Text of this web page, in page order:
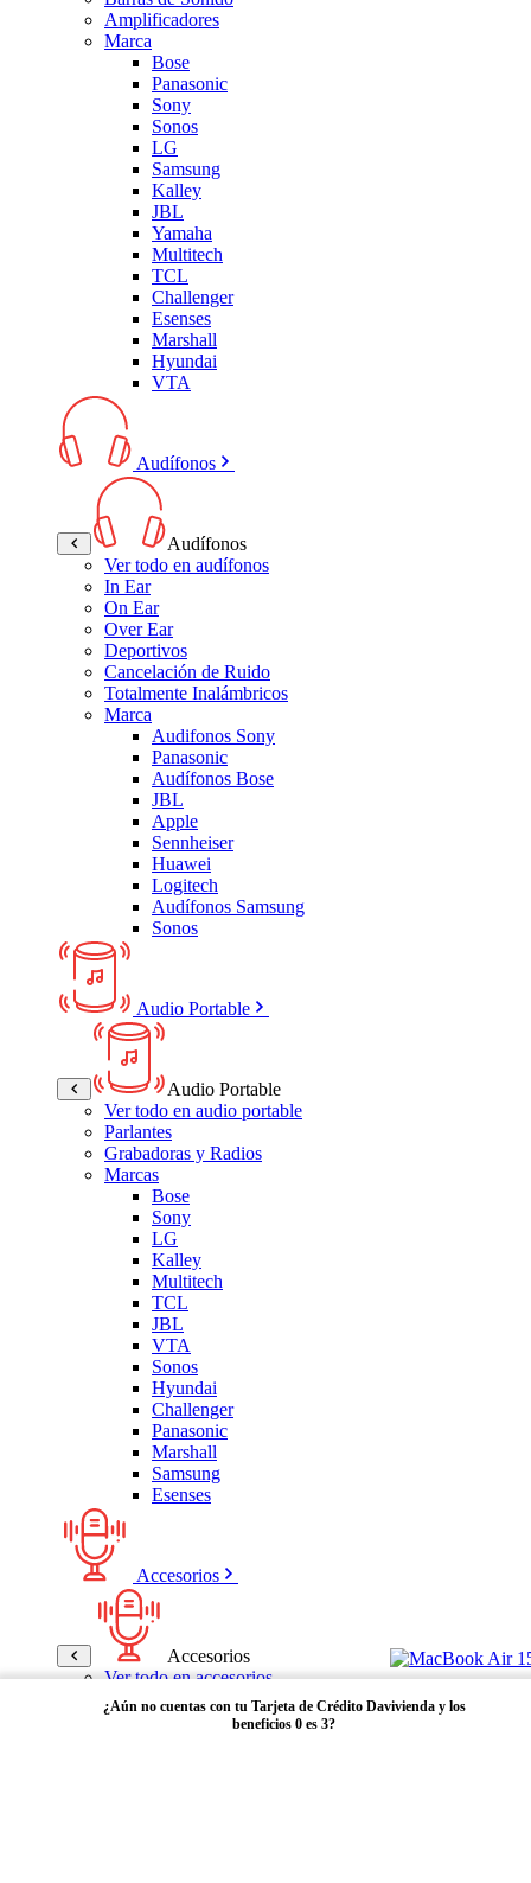
Amplificadores
Marca
Bose
Panasonic
Sony
Sonos
LG
Samsung
Kalley
JBL
Yamaha
Multitech
TCL
Challenger
Esenses
Marshall
Hyundai
VTA
Audífonos
Audífonos
Ver todo en audífonos
In Ear
On Ear
Over Ear
Deportivos
Cancelación de Ruido
Totalmente Inalámbricos
Marca
Audifonos Sony
Panasonic
Audífonos Bose
JBL
Apple
Sennheiser
Huawei
Logitech
Audífonos Samsung
Sonos
Audio Portable
Audio Portable
Ver todo en audio portable
Parlantes
Grabadoras y Radios
Marcas
Bose
Sony
LG
Kalley
Multitech
TCL
JBL
VTA
Sonos
Hyundai
Challenger
Panasonic
Marshall
Samsung
Esenses
Accesorios
Accesorios
Ver todo en accesorios
Micrófonos
Bases
¿Aún no cuentas con tu Tarjeta de Crédito Davivienda y los
beneficios 0 es 3?